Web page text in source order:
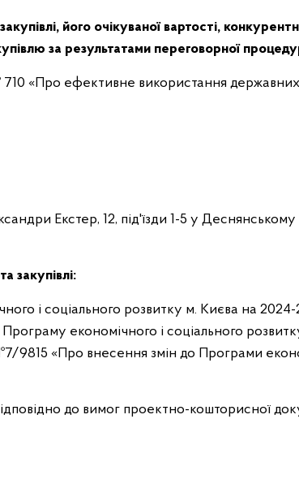
його очікуваної вартості,
за результатами переговорної
«Про ефективне використання державних
Екстер, 12, під'їзди 1-5 у
закупівлі:
і соціального розвитку м. Києва на
економічного і соціального
9815 «Про внесення змін до Програми
до вимог проектно-кошторисної